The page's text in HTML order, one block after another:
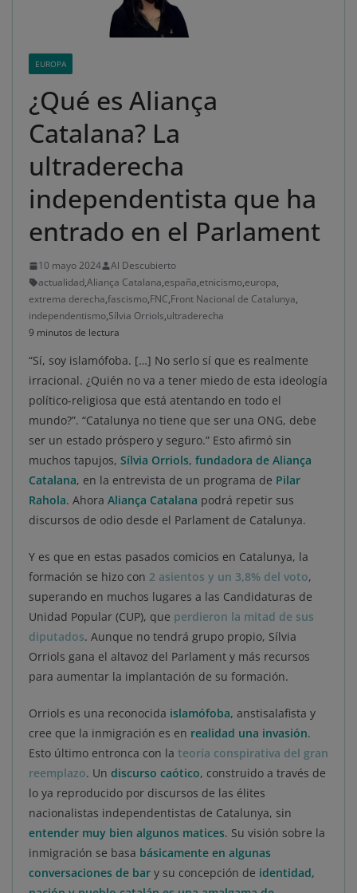
EUROPA
¿Qué es Aliança
Catalana? La
ultraderecha
independentista que ha
entrado en el Parlament
10 mayo 2024
Al Descubierto
actualidad,Aliança Catalana,españa,etnicismo,europa,
extrema derecha,fascismo,FNC,Front Nacional de Catalunya,
independentismo,Sílvia Orriols,ultraderecha
9 minutos de lectura
“Sí, soy islamófoba. […] No serlo sí que es realmente
irracional. ¿Quién no va a tener miedo de esta ideología
político-religiosa que está atentando en todo el
mundo?”. “Catalunya no tiene que ser una ONG, debe
ser un estado próspero y seguro.” Esto afirmó sin
muchos tapujos, Sílvia Orriols, fundadora de Aliança
Catalana, en la entrevista de un programa de Pilar
Rahola. Ahora Aliança Catalana podrá repetir sus
discursos de odio desde el Parlament de Catalunya.
Y es que en estas pasados comicios en Catalunya, la
formación se hizo con 2 asientos y un 3,8% del voto,
superando en muchos lugares a las Candidaturas de
Unidad Popular (CUP), que perdieron la mitad de sus
diputados. Aunque no tendrá grupo propio, Sílvia
Orriols gana el altavoz del Parlament y más recursos
para aumentar la implantación de su formación.
Orriols es una reconocida islamófoba, anstisalafista y
cree que la inmigración es en realidad una invasión.
Esto último entronca con la teoría conspirativa del gran
reemplazo. Un discurso caótico, construido a través de
lo ya reproducido por discursos de las élites
nacionalistas independentistas de Catalunya, sin
entender muy bien algunos matices. Su visión sobre la
inmigración se basa básicamente en algunas
conversaciones de bar y su concepción de identidad,